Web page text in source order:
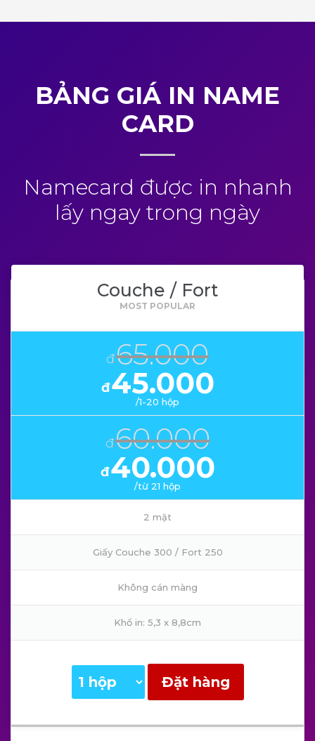
BẢNG GIÁ IN NAME
CARD
Namecard được in nhanh
lấy ngay trong ngày
Couche / Fort
đ65.000
đ45.000
/1-20 hộp
đ60.000
đ40.000
/từ 21 hộp
2 mặt
Giấy Couche 300 / Fort 250
Không cán màng
Khổ in: 5,3 x 8,8cm
Đặt hàng